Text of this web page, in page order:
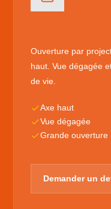
Ouverture par
haut. Vue dégagée
de vie.
Axe haut
Vue dégagée
Grande ouverture
Demander un